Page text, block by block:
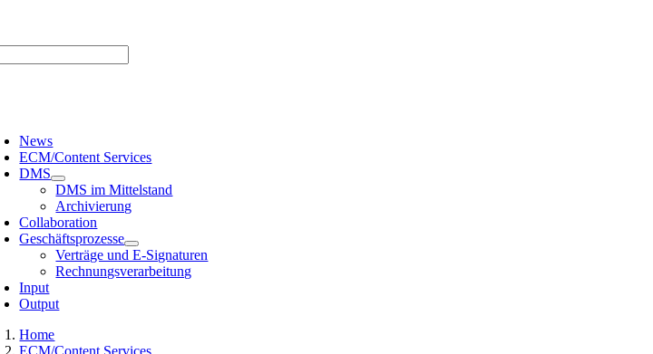
News
ECM/Content Services
DMS
DMS im Mittelstand
Archivierung
Collaboration
Geschäftsprozesse
Verträge und E-Signaturen
Rechnungsverarbeitung
Input
Output
Home
ECM/Content Services